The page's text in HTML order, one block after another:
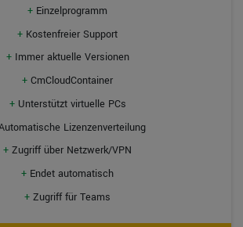
+ Einzelprogramm
+ Kostenfreier Support
+Immer aktuelle Versionen
+ CmCloudContainer
+Unterstützt virtuelle PCs
Lizenzenverteilung
+ Zugriff über Netzwerk/VPN
+ Endet automatisch
+ Zugriff für Teams